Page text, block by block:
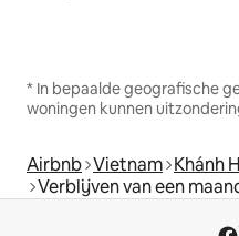
* In bepaalde geografische
woningen kunnen
Airbnb Vietnam Khánh
Verblijven van een